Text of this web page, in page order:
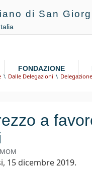
di San
FONDAZIONE
Dalle Delegazioni
a
15 dicembre 2019.